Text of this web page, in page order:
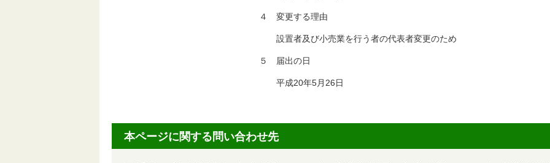
４ 変更する理由
設置者及び小売業を行う者の代表者変更のため
５ 届出の日
平成20年5月26日
本ページに関する問い合わせ先